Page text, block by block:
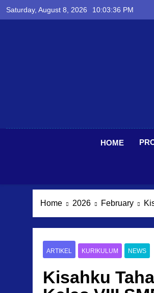
Skip
to
Saturday, August 8, 2026 10:03:37 PM
HOME
Home 2026 February
ARTIKEL KURIKULUM NEWS
Kisahku